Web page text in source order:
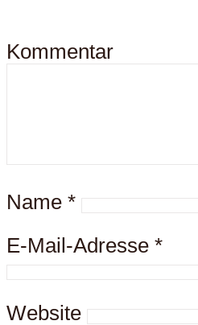
Kommentar
Name *
E-Mail-Adresse *
Website